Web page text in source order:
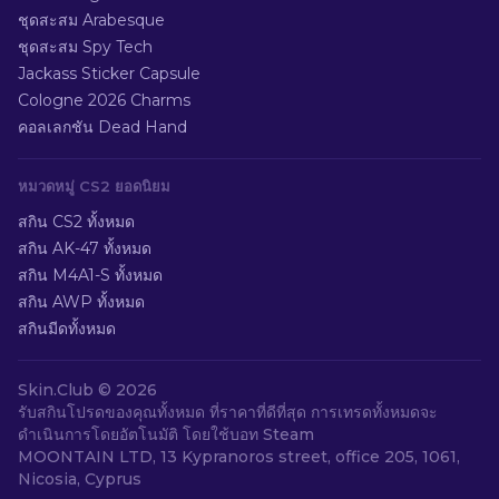
ชุดสะสม Arabesque
ชุดสะสม Spy Tech
Jackass Sticker Capsule
Cologne 2026 Charms
คอลเลกชัน Dead Hand
หมวดหมู่ CS2 ยอดนิยม
สกิน CS2 ทั้งหมด
สกิน AK-47 ทั้งหมด
สกิน M4A1-S ทั้งหมด
สกิน AWP ทั้งหมด
สกินมีดทั้งหมด
Skin.Club © 2026
รับสกินโปรดของคุณทั้งหมด ที่ราคาที่ดีที่สุด การเทรดทั้งหมดจะ
ดำเนินการโดยอัตโนมัติ โดยใช้บอท Steam
MOONTAIN LTD, 13 Kypranoros street, office 205, 1061,
Nicosia, Cyprus